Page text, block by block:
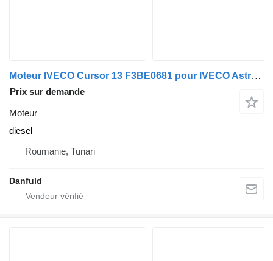
Moteur IVECO Cursor 13 F3BE0681 pour IVECO Astra, Stralis
Prix sur demande
Moteur
diesel
Roumanie, Tunari
Danfuld